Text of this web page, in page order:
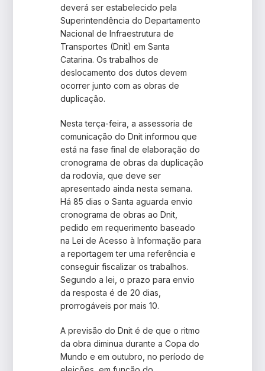
deverá ser estabelecido pela
Superintendência do Departamento
Nacional de Infraestrutura de
Transportes (Dnit) em Santa
Catarina. Os trabalhos de
deslocamento dos dutos devem
ocorrer junto com as obras de
duplicação.
Nesta terça-feira, a assessoria de
comunicação do Dnit informou que
está na fase final de elaboração do
cronograma de obras da duplicação
da rodovia, que deve ser
apresentado ainda nesta semana.
Há 85 dias o Santa aguarda envio
cronograma de obras ao Dnit,
pedido em requerimento baseado
na Lei de Acesso à Informação para
a reportagem ter uma referência e
conseguir fiscalizar os trabalhos.
Segundo a lei, o prazo para envio
da resposta é de 20 dias,
prorrogáveis por mais 10.
A previsão do Dnit é de que o ritmo
da obra diminua durante a Copa do
Mundo e em outubro, no período de